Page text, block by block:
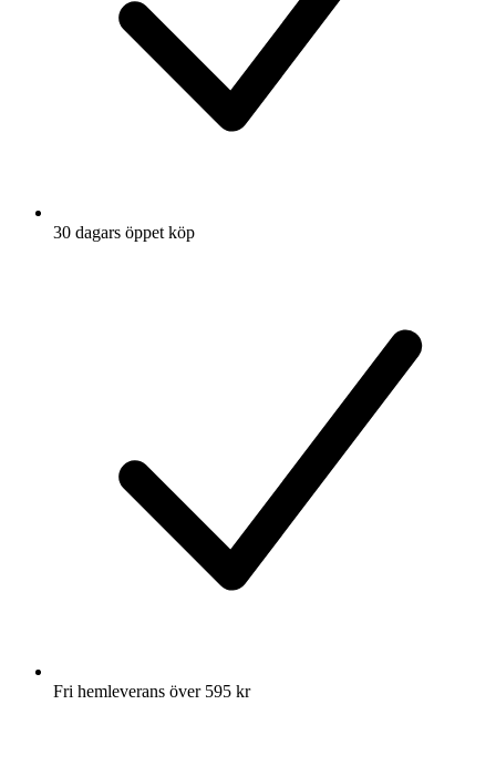
30 dagars öppet köp
Fri hemleverans över 595 kr